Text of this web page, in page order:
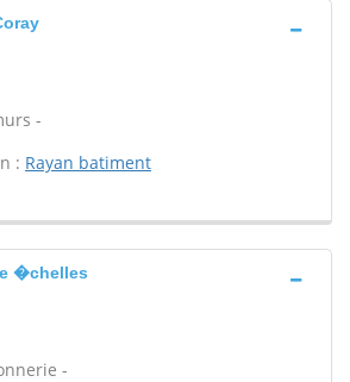
-
: Rayan batiment
�chelles
-